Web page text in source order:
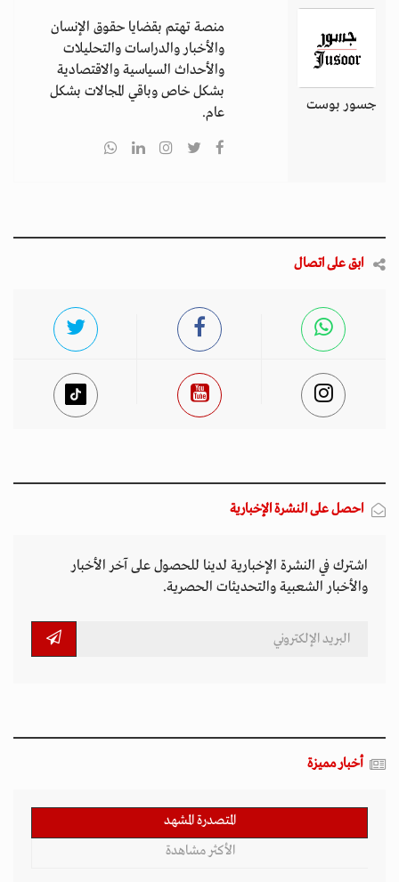
جسور بوست
منصة تهتم بقضايا حقوق الإنسان
والأخبار والدراسات والتحليلات
والأحداث السياسية والاقتصادية
بشكل خاص وباقي المجالات بشكل
عام.
ابق على اتصال
احصل على النشرة الإخبارية
اشترك في النشرة الإخبارية لدينا للحصول على آخر الأخبار
والأخبار الشعبية والتحديثات الحصرية.
أخبار مميزة
المتصدرة المشهد
الأكثر مشاهدة